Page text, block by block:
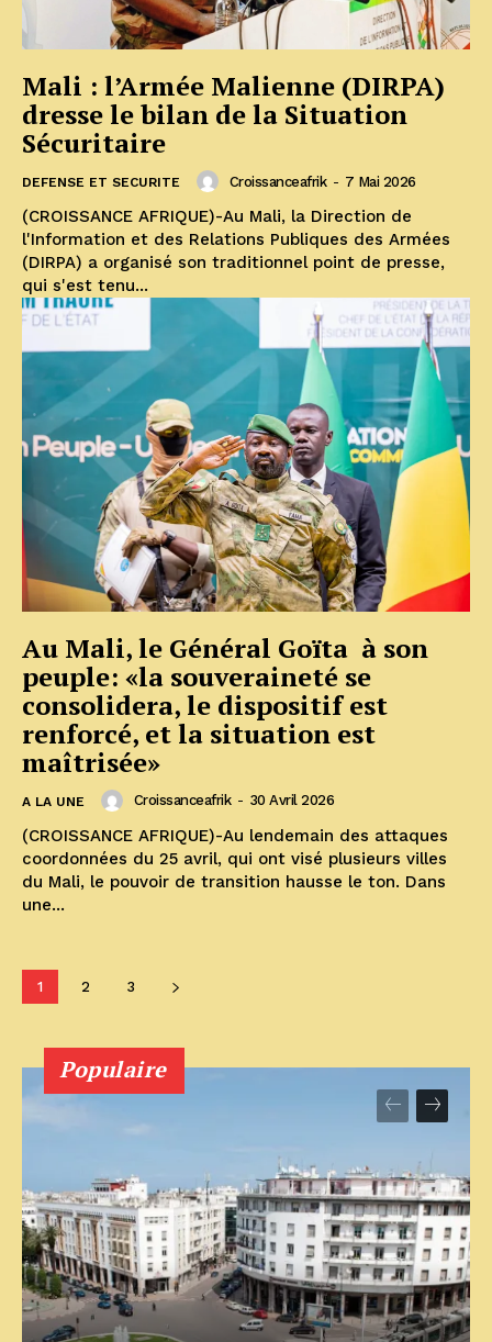
Mali : l’Armée Malienne (DIRPA)
dresse le bilan de la Situation
Sécuritaire
DEFENSE ET SECURITE Croissanceafrik - 7 Mai 2026
(CROISSANCE AFRIQUE)-Au Mali, la Direction de
l'Information et des Relations Publiques des Armées
(DIRPA) a organisé son traditionnel point de presse,
qui s'est tenu...
Au Mali, le Général Goïta à son
peuple: «la souveraineté se
consolidera, le dispositif est
renforcé, et la situation est
maîtrisée»
A LA UNE Croissanceafrik - 30 Avril 2026
(CROISSANCE AFRIQUE)-Au lendemain des attaques
coordonnées du 25 avril, qui ont visé plusieurs villes
du Mali, le pouvoir de transition hausse le ton. Dans
une...
1 2 3
Populaire